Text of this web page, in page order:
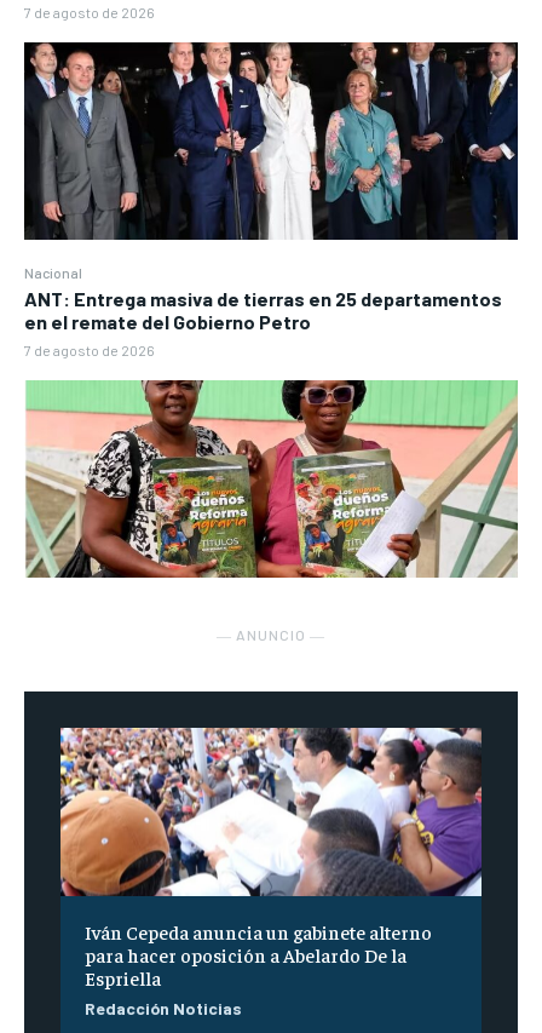
7 de agosto de 2026
Nacional
ANT: Entrega masiva de tierras en 25 departamentos
en el remate del Gobierno Petro
7 de agosto de 2026
― ANUNCIO ―
Iván Cepeda anuncia un gabinete alterno
para hacer oposición a Abelardo De la
Espriella
Redacción Noticias